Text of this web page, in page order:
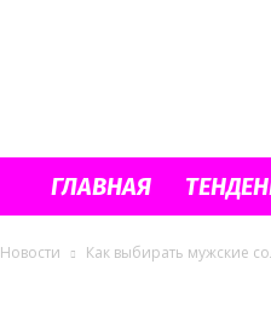
ГЛАВНАЯ
Новости Как выбирать мужские